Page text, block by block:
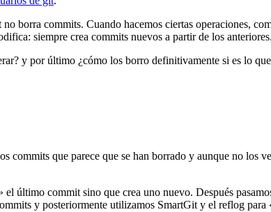
borra commits. Cuando hacemos ciertas operaciones,
siempre crea commits nuevos a partir de los anteriores.
y por último ¿cómo los borro definitivamente si es lo
que parece que se han borrado y aunque no los
último commit sino que crea uno nuevo. Después
y posteriormente utilizamos SmartGit y el reflog para